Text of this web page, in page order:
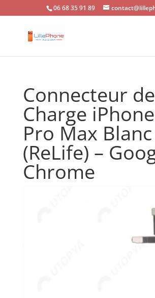
06 68 35 91 89
Connecteur de
Charge
Pro Max Blanc
(ReLife) –
Chrome